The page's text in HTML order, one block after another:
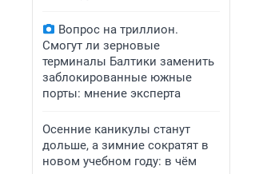
Вопрос на триллион.
Смогут ли зерновые
терминалы Балтики заменить
заблокированные южные
порты: мнение эксперта
Осенние каникулы станут
дольше, а зимние сократят в
новом учебном году: в чём